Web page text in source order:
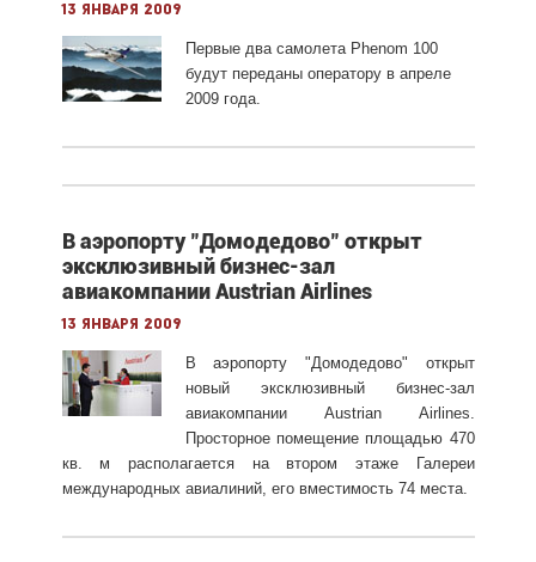
13 января 2009
Первые два самолета Phenom 100
будут переданы оператору в апреле
2009 года.
В аэропорту "Домодедово" открыт
эксклюзивный бизнес-зал
авиакомпании Austrian Airlines
13 января 2009
В аэропорту "Домодедово" открыт
новый эксклюзивный бизнес-зал
авиакомпании Austrian Airlines.
Просторное помещение площадью 470
кв. м располагается на втором этаже Галереи
международных авиалиний, его вместимость 74 места.